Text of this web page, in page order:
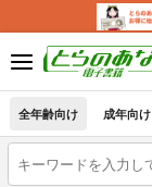
全年齢向け 成年向け